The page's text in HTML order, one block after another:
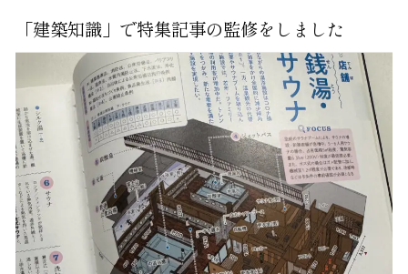
「建築知識」で特集記事の監修をしました